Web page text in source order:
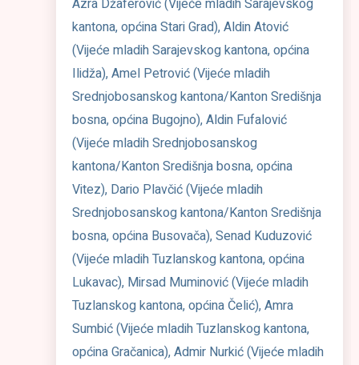
Azra Džaferović (Vijeće mladih Sarajevskog
kantona, općina Stari Grad), Aldin Atović
(Vijeće mladih Sarajevskog kantona, općina
Ilidža), Amel Petrović (Vijeće mladih
Srednjobosanskog kantona/Kanton Središnja
bosna, općina Bugojno), Aldin Fufalović
(Vijeće mladih Srednjobosanskog
kantona/Kanton Središnja bosna, općina
Vitez), Dario Plavčić (Vijeće mladih
Srednjobosanskog kantona/Kanton Središnja
bosna, općina Busovača), Senad Kuduzović
(Vijeće mladih Tuzlanskog kantona, općina
Lukavac), Mirsad Muminović (Vijeće mladih
Tuzlanskog kantona, općina Čelić), Amra
Sumbić (Vijeće mladih Tuzlanskog kantona,
općina Gračanica), Admir Nurkić (Vijeće mladih